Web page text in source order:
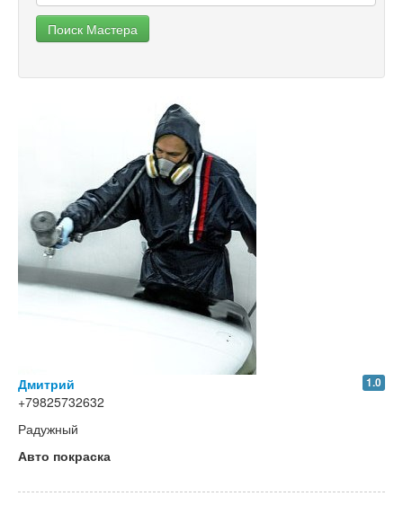
Поиск Мастера
1.0
Дмитрий
+79825732632
Радужный
Авто покраска